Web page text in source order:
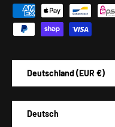
Zahlungsmethoden
Deutschland (EUR €)
Deutsch